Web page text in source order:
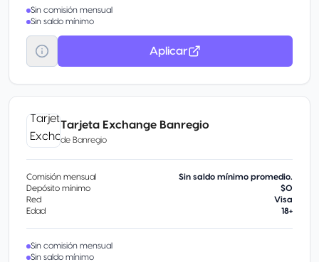
Sin comisión mensual
Sin saldo mínimo
Aplicar
Tarjeta Exchange Banregio
de Banregio
Comisión mensual
Sin saldo mínimo promedio.
Depósito mínimo
$0
Red
Visa
Edad
18+
Sin comisión mensual
Sin saldo mínimo